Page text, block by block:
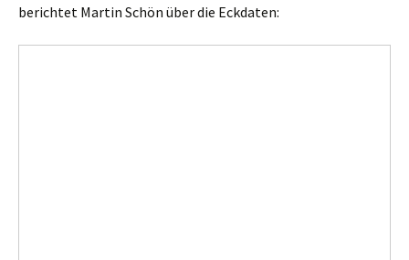
berichtet Martin Schön über die Eckdaten: